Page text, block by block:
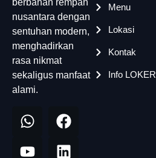
berbahan rempah
nusantara dengan
sentuhan modern,
menghadirkan
rasa nikmat
sekaligus manfaat
alami.
Menu
Lokasi
Kontak
Info LOKER